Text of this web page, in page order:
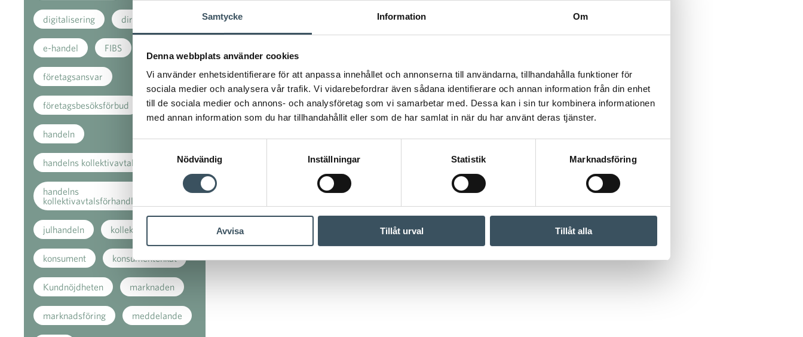
Samtycke Information Om
Denna webbplats använder cookies
Vi använder enhetsidentifierare för att anpassa innehållet och annonserna till användarna, tillhandahålla funktioner för
sociala medier och analysera vår trafik. Vi vidarebefordrar även sådana identifierare och annan information från din enhet
till de sociala medier och annons- och analysföretag som vi samarbetar med. Dessa kan i sin tur kombinera informationen
med annan information som du har tillhandahållit eller som de har samlat in när du har använt deras tjänster.
Nödvändig
Inställningar Statistik Marknadsföring
Avvisa Tillåt urval Tillåt alla
digitalisering direkt stöd
e-handel FIBS
företagsansvar
företagsbesöksförbud
handeln
handelns kollektivavtal
handelns
kollektivavtalsförhandlingar
julhandeln kollektivavtal
konsument konsumentenkät
Kundnöjdheten marknaden
marknadsföring meddelande